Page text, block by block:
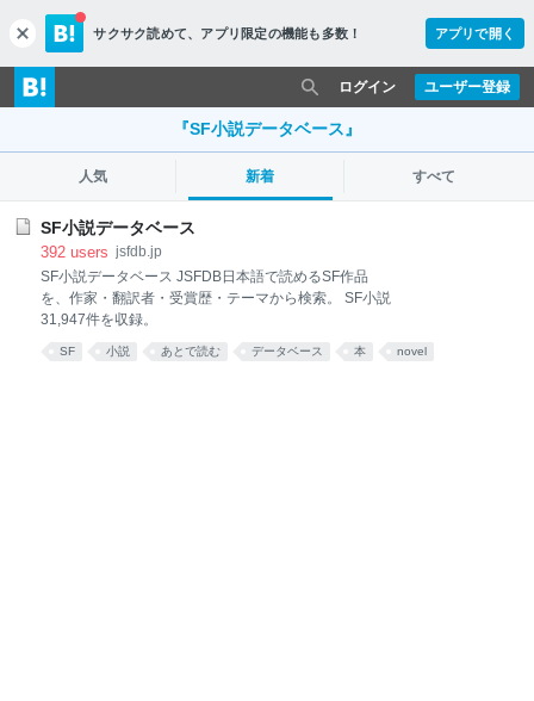
c
l
o
s
サクサク読めて、 アプリ限定の機能も多数！ アプリで開く
ユーザー登録
ログイン
『SF小説データベース』
人気 新着 すべて
SF小説データベース
392 users jsfdb.jp
SF小説データベース JSFDB日本語で読めるSF作品
を、作家・翻訳者・受賞歴・テーマから検索。 SF小説
31,947件を収録。
SF 小説 あとで読む データベース 本 novel